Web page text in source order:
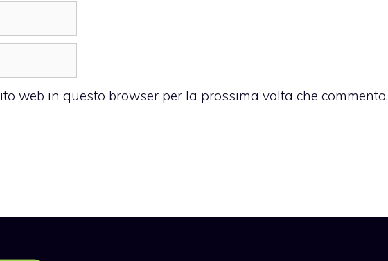
web in questo browser per la prossima volta che commento.